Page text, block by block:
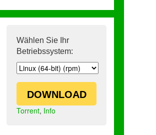
Wählen Sie Ihr
Betriebssystem:
DOWNLOAD
Torrent, Info